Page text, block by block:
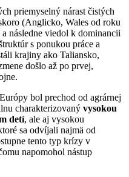
priemyselný nárast čistých
(Anglicko, Wales od roku
následne viedol k dominancii
s ponukou práce a
krajiny ako Taliansko,
došlo až po prvej,
bol prechod od agrárnej
charakterizovaný vysokou
detí, ale aj vysokou
sa odvíjali najmä od
tento typ krízy v
napomohol nástup